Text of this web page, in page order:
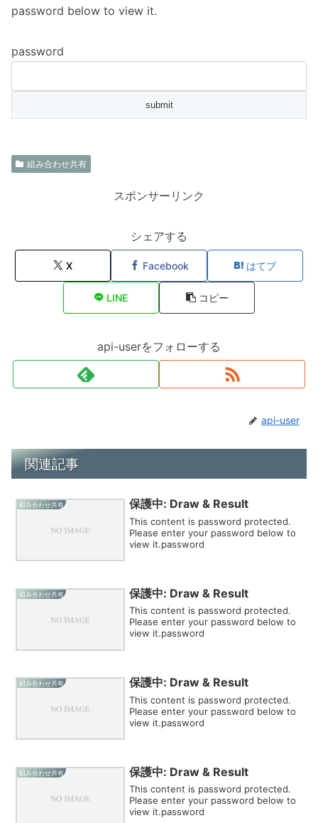
password below to view it.
password
組み合わせ共有
スポンサーリンク
シェアする
X Facebook はてブ
LINE コピー
api-userをフォローする
api-user
関連記事
組み合わせ共有 保護中: Draw & Result
This content is password protected.
Please enter your password below to
view it.password
組み合わせ共有 保護中: Draw & Result
This content is password protected.
Please enter your password below to
view it.password
組み合わせ共有 保護中: Draw & Result
This content is password protected.
Please enter your password below to
view it.password
組み合わせ共有 保護中: Draw & Result
This content is password protected.
Please enter your password below to
view it.password